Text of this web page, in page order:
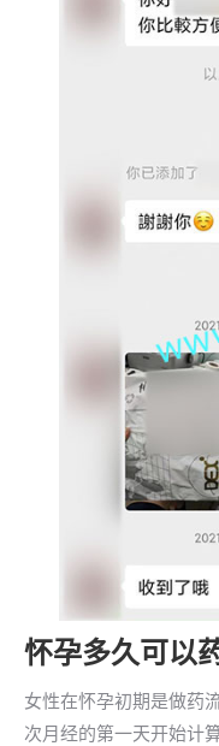
怀孕多久可以
女性在怀孕初期是做药
次月经的第一天开始计